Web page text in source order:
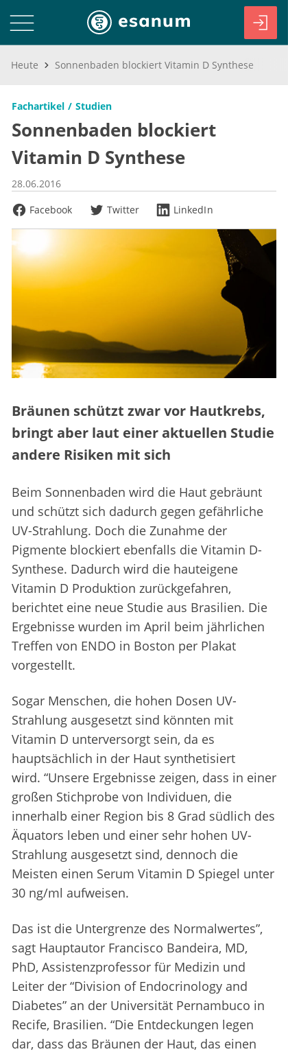
Heute Sonnenbaden blockiert Vitamin D Synthese
Fachartikel Studien
Sonnenbaden blockiert
Vitamin D Synthese
28.06.2016
Facebook
Twitter LinkedIn
Bräunen schützt zwar vor Hautkrebs,
bringt aber laut einer aktuellen Studie
andere Risiken mit sich
Beim Sonnenbaden wird die Haut gebräunt
und schützt sich dadurch gegen gefährliche
UV-Strahlung. Doch die Zunahme der
Pigmente blockiert ebenfalls die Vitamin D-
Synthese. Dadurch wird die hauteigene
Vitamin D Produktion zurückgefahren,
berichtet eine neue Studie aus Brasilien. Die
Ergebnisse wurden im April beim jährlichen
Treffen von ENDO in Boston per Plakat
vorgestellt.
Sogar Menschen, die hohen Dosen UV-
Strahlung ausgesetzt sind könnten mit
Vitamin D unterversorgt sein, da es
hauptsächlich in der Haut synthetisiert
wird. “Unsere Ergebnisse zeigen, dass in einer
großen Stichprobe von Individuen, die
innerhalb einer Region bis 8 Grad südlich des
Äquators leben und einer sehr hohen UV-
Strahlung ausgesetzt sind, dennoch die
Meisten einen Serum Vitamin D Spiegel unter
30 ng/ml aufweisen.
Das ist die Untergrenze des Normalwertes”,
sagt Hauptautor Francisco Bandeira, MD,
PhD, Assistenzprofessor für Medizin und
Leiter der “Division of Endocrinology and
Diabetes” an der Universität Pernambuco in
Recife, Brasilien. “Die Entdeckungen legen
dar, dass das Bräunen der Haut, das einen